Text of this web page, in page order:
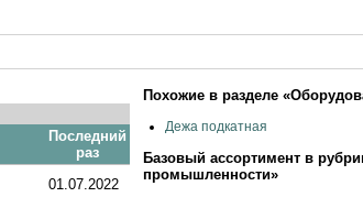
Последний
раз
01.07.2022
Похожие в разделе
Дежа подкатная
Базовый ассортимент в
промышленности»